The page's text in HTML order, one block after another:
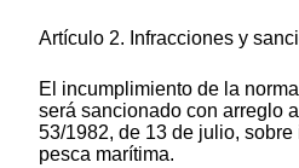
Artículo 2. Infracciones y
El incumplimiento de la
será sancionado con arreglo
53/1982, de 13 de julio,
pesca marítima.